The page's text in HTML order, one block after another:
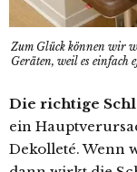
Zum Glück können wir
Geräten, weil es einfach
Die richtige
ein
Dekolleté. Wenn